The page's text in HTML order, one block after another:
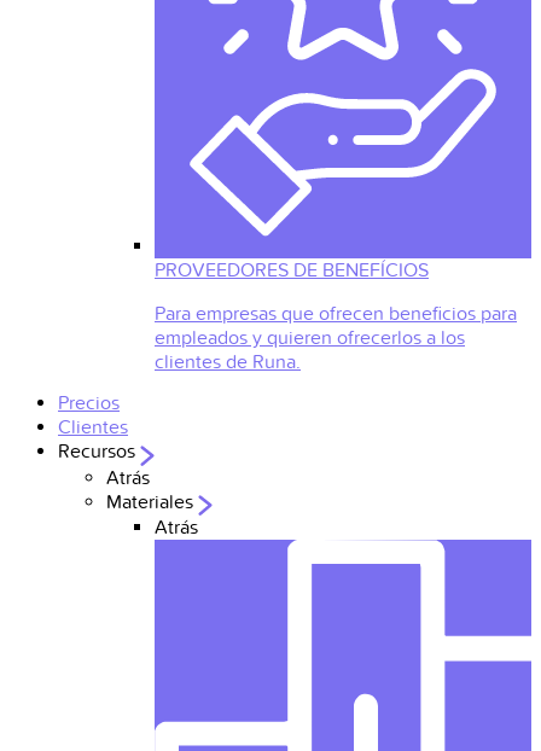
PROVEEDORES DE BENEFÍCIOS
Para empresas que ofrecen beneficios para
empleados y quieren ofrecerlos a los
clientes de Runa.
Precios
Clientes
Recursos
Atrás
Materiales
Atrás